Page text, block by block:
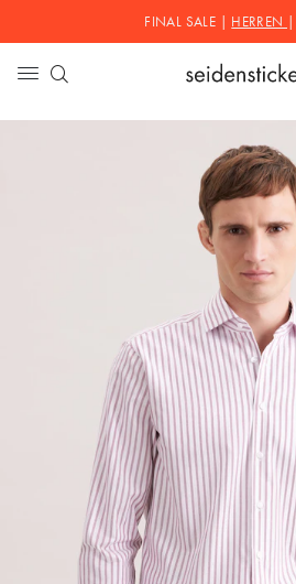
FINAL SALE | HERREN